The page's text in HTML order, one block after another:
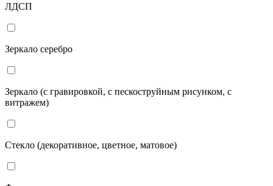
ЛДСП
Зеркало серебро
Зеркало (с гравировкой, с пескоструйным рисунком, с
витражем)
Стекло (декоративное, цветное, матовое)